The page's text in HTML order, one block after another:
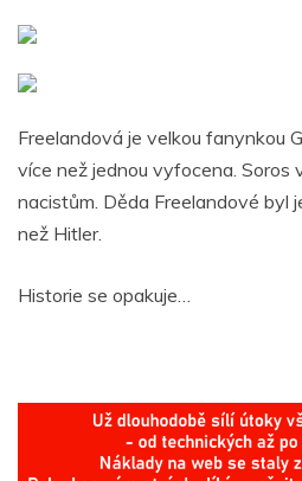
Freelandová je velkou fanynkou
více než jednou vyfocena. Soros
nacistům. Děda Freelandové byl
než Hitler.
Historie se opakuje…